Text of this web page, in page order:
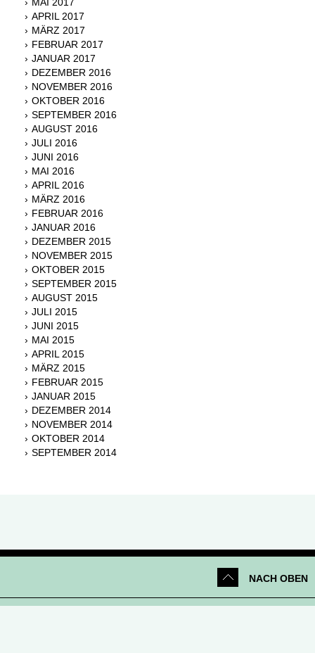
APRIL 2017
MÄRZ 2017
FEBRUAR 2017
JANUAR 2017
DEZEMBER 2016
NOVEMBER 2016
OKTOBER 2016
SEPTEMBER 2016
AUGUST 2016
JULI 2016
JUNI 2016
MAI 2016
APRIL 2016
MÄRZ 2016
FEBRUAR 2016
JANUAR 2016
DEZEMBER 2015
NOVEMBER 2015
OKTOBER 2015
SEPTEMBER 2015
AUGUST 2015
JULI 2015
JUNI 2015
MAI 2015
APRIL 2015
MÄRZ 2015
FEBRUAR 2015
JANUAR 2015
DEZEMBER 2014
NOVEMBER 2014
OKTOBER 2014
SEPTEMBER 2014
NACH OBEN